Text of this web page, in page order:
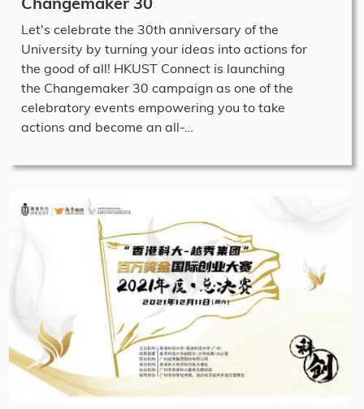
Let's celebrate the 30th anniversary of the
University by turning your ideas into actions for
the good of all! HKUST Connect is launching
the Changemaker 30 campaign as one of the
celebratory events empowering you to take
actions and become an all-…